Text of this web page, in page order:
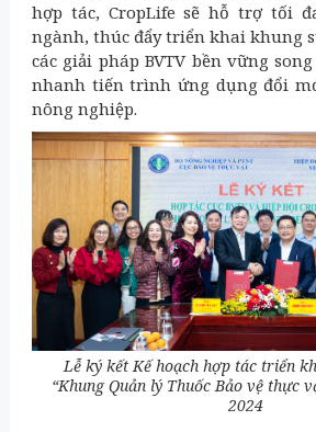
hợp tác, CropLife sẽ hỗ trợ tối
ngành, thúc đẩy triển khai khung
các giải pháp BVTV bền vững
nhanh tiến trình ứng dụng đổi
nông nghiệp.
Lễ ký kết Kế hoạch hợp tác triển
“Khung Quản lý Thuốc Bảo vệ thực
2024